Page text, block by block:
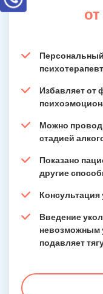
от
Избавляет от
Можно
стадией
Показано
другие
Консультация
Введение
невозможным
подавляет